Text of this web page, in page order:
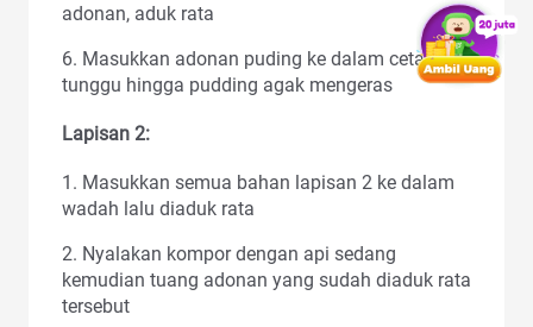
adonan, aduk rata
6. Masukkan adonan puding ke dalam cetakan,
tunggu hingga pudding agak mengeras
Lapisan 2:
1. Masukkan semua bahan lapisan 2 ke dalam
wadah lalu diaduk rata
2. Nyalakan kompor dengan api sedang
kemudian tuang adonan yang sudah diaduk rata
tersebut